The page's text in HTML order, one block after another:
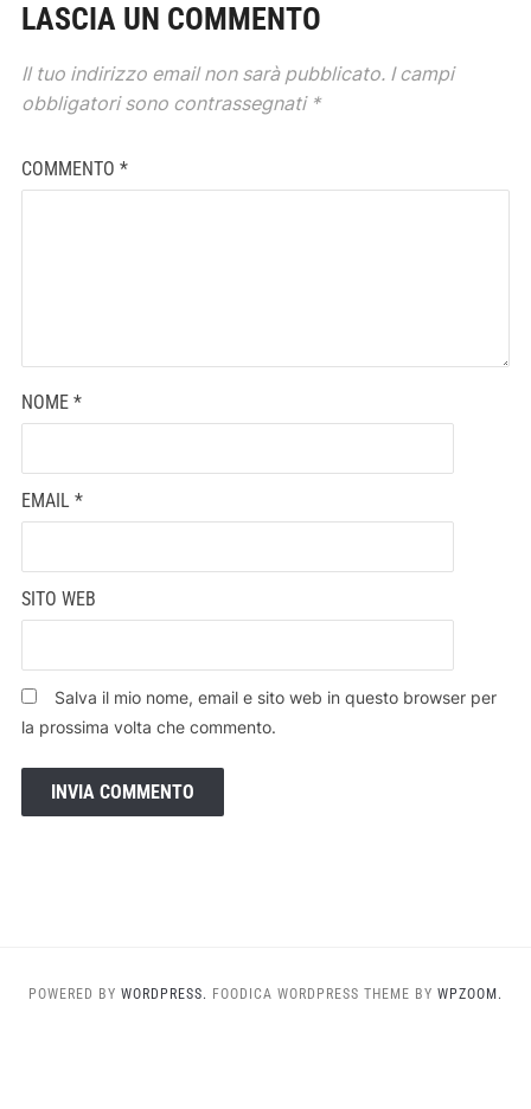
LASCIA UN COMMENTO
Il tuo indirizzo email non sarà pubblicato. I campi
obbligatori sono contrassegnati *
COMMENTO *
NOME *
EMAIL *
SITO WEB
Salva il mio nome, email e sito web in questo browser per
la prossima volta che commento.
POWERED BY WORDPRESS. FOODICA WORDPRESS THEME BY WPZOOM.